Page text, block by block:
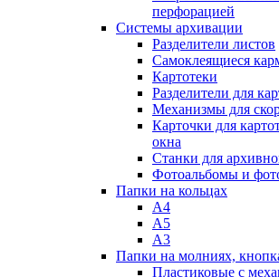
перфорацией
Системы архивации
Разделители листов
Самоклеящиеся
Картотеки
Разделители для
Механизмы для
Карточки для
окна
Станки для
Фотоальбомы и
Папки на кольцах
А4
А5
А3
Папки на молниях,
Пластиковые с